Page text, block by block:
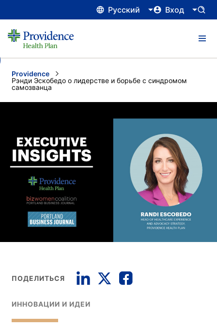
Русский Вход
Providence
Current:
Рэнди Эскобедо о лидерстве и борьбе с синдромом
самозванца
ПОДЕЛИТЬСЯ
ИННОВАЦИИ И ИДЕИ